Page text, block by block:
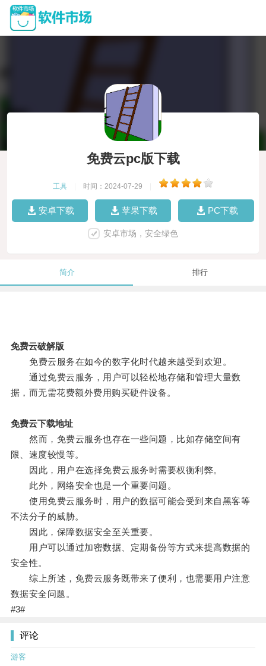
免费云pc版下载
工具 时间：2024-07-29
安卓下载 苹果下载 PC下载
安卓市场，安全绿色
简介 排行
免费云破解版
免费云服务在如今的数字化时代越来越受到欢迎。
通过免费云服务，用户可以轻松地存储和管理大量数
据，而无需花费额外费用购买硬件设备。
免费云下载地址
然而，免费云服务也存在一些问题，比如存储空间有
限、速度较慢等。
因此，用户在选择免费云服务时需要权衡利弊。
此外，网络安全也是一个重要问题。
使用免费云服务时，用户的数据可能会受到来自黑客等
不法分子的威胁。
因此，保障数据安全至关重要。
用户可以通过加密数据、定期备份等方式来提高数据的
安全性。
综上所述，免费云服务既带来了便利，也需要用户注意
数据安全问题。
#3#
评论
游客